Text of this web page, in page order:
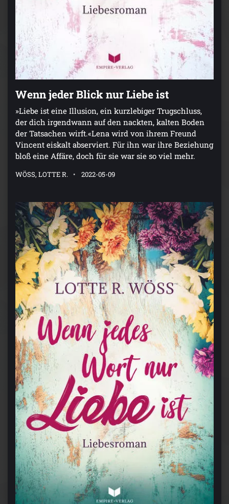
Wenn jeder Blick nur Liebe ist
»Liebe ist eine Illusion, ein kurzlebiger Trugschluss,
der dich irgendwann auf den nackten, kalten Boden
der Tatsachen wirft.«Lena wird von ihrem Freund
Vincent eiskalt abserviert. Für ihn war ihre Beziehung
bloß eine Affäre, doch für sie war sie so viel mehr.
WÖSS, LOTTE R. 2022-05-09